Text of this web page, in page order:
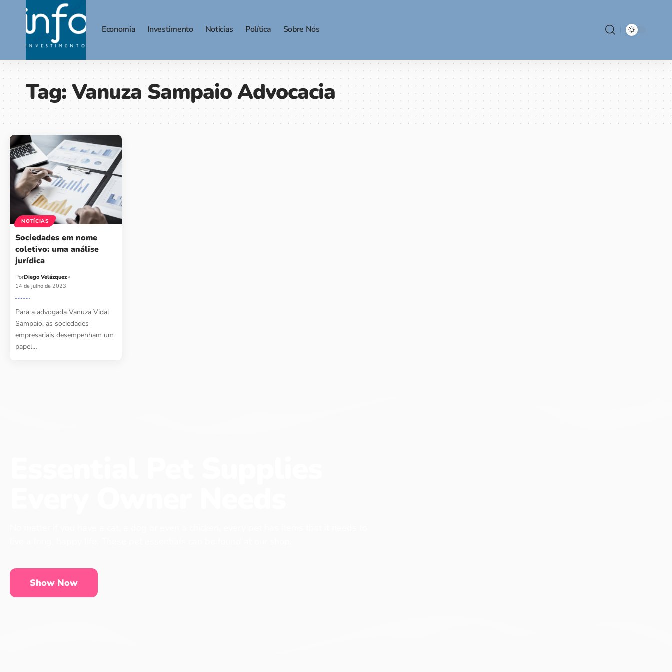
Economia Investimento Notícias Política Sobre Nós
Tag:Vanuza Sampaio Advocacia
NOTÍCIAS
Sociedades em nome
coletivo: uma análise
jurídica
PorDiego Velázquez
14 de julho de 2023
Para a advogada Vanuza Vidal
Sampaio, as sociedades
empresariais desempenham um
papel…
Show Now